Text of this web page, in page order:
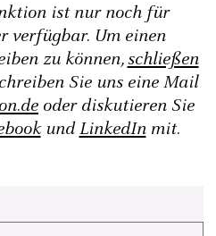
ist nur noch für
verfügbar. Um einen
zu können,schließen
Sie uns eine Mail
oder diskutieren Sie
undLinkedInmit.